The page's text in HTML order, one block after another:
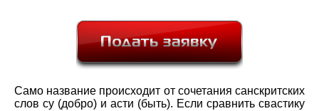
Само название происходит от сочетания санскритских
слов су (добро) и асти (быть). Если сравнить свастику